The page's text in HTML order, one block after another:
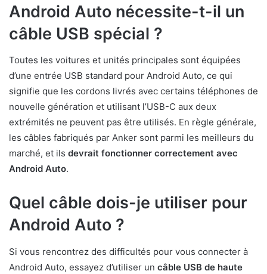
Android Auto nécessite-t-il un
câble USB spécial ?
Toutes les voitures et unités principales sont équipées
d’une entrée USB standard pour Android Auto, ce qui
signifie que les cordons livrés avec certains téléphones de
nouvelle génération et utilisant l’USB-C aux deux
extrémités ne peuvent pas être utilisés. En règle générale,
les câbles fabriqués par Anker sont parmi les meilleurs du
marché, et ils devrait fonctionner correctement avec
Android Auto.
Quel câble dois-je utiliser pour
Android Auto ?
Si vous rencontrez des difficultés pour vous connecter à
Android Auto, essayez d’utiliser un câble USB de haute